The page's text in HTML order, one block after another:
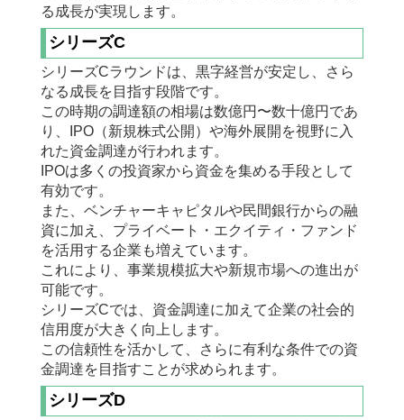
る成長が実現します。
シリーズC
シリーズCラウンドは、黒字経営が安定し、さら
なる成長を目指す段階です。
この時期の調達額の相場は数億円〜数十億円であ
り、IPO（新規株式公開）や海外展開を視野に入
れた資金調達が行われます。
IPOは多くの投資家から資金を集める手段として
有効です。
また、ベンチャーキャピタルや民間銀行からの融
資に加え、プライベート・エクイティ・ファンド
を活用する企業も増えています。
これにより、事業規模拡大や新規市場への進出が
可能です。
シリーズCでは、資金調達に加えて企業の社会的
信用度が大きく向上します。
この信頼性を活かして、さらに有利な条件での資
金調達を目指すことが求められます。
シリーズD